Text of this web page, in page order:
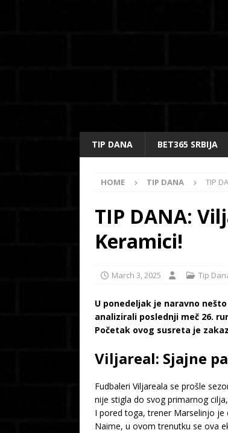
TIP DANA BET365 SRBIJA
HOME TIP DANA TIP
TIP DANA:
Keramici!
March 3, 2025 Tip
U ponedeljak je naravno
analizirali poslednji meč 26.
Početak ovog susreta je
Viljareal: Sjajne
Fudbaleri Viljareala se prošle
nije stigla do svog primarnog
I pored toga, trener Marselinjo
Naime, u ovom trenutku se ova